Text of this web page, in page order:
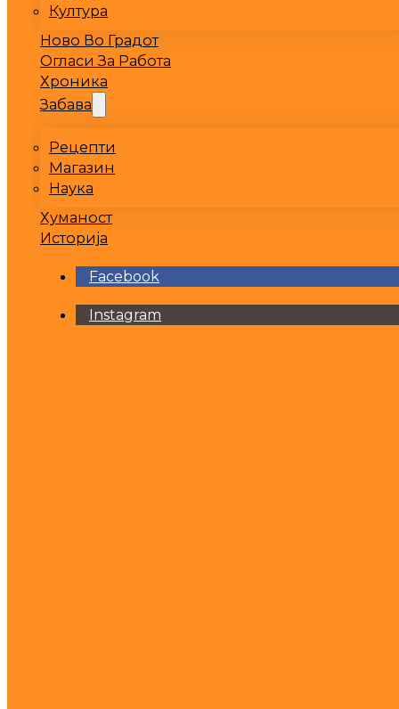
Култура
Ново Во Градот
Огласи За Работа
Хроника
Забава
Рецепти
Магазин
Наука
Хуманост
Историја
Facebook
Instagram